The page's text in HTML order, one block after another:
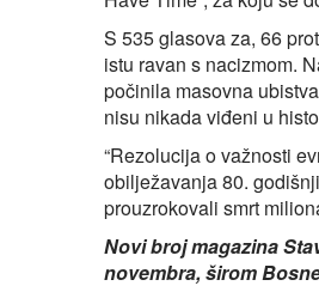
S 535 glasova za, 66
istu ravan s nacizmom.
počinila masovna
nisu nikada viđeni u
“Rezolucija o važnosti
obilježavanja 80.
prouzrokovali smrt
Novi broj magazina
novembra, širom